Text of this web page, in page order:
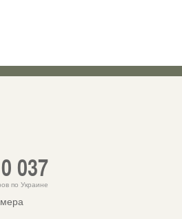
037
по Украине